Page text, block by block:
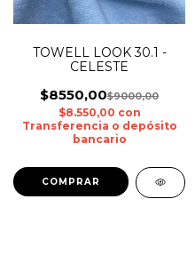
TOWELL LOOK 30.1 -
CELESTE
$8550,00$9000,00
$8.550,00 con
Transferencia o depósito
bancario